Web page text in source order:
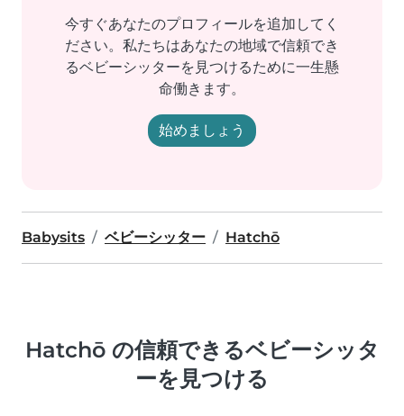
今すぐあなたのプロフィールを追加してく
ださい。私たちはあなたの地域で信頼でき
るベビーシッターを見つけるために一生懸
命働きます。
始めましょう
Babysits ベビーシッター Hatchō
Hatchō の信頼できるベビーシッタ
ーを見つける